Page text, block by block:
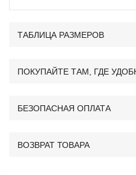
ТАБЛИЦА РАЗМЕРОВ
ПОКУПАЙТЕ ТАМ, ГДЕ
БЕЗОПАСНАЯ ОПЛАТА
ВОЗВРАТ ТОВАРА